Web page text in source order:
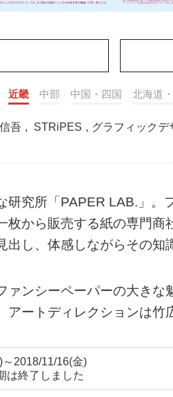
近畿 中部 中国・四国 北海道
吾 , STRiPES , グラフィックデ
研究所「PAPER LAB.」。
枚から販売する紙の専門
し、体感しながらその知
ァンシーペーパーの大き
アートディレクションは竹
2018/11/16(金)
は終了しました